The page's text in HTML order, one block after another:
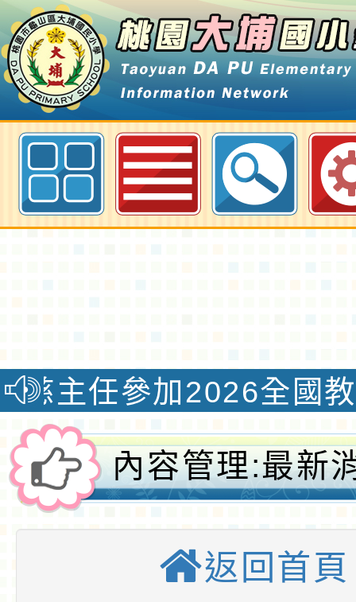
最新消息-教師輔導特教研習-桃園
訊網
全國教學創新國際
內容管理:最新
埔國小全球資
返回首頁